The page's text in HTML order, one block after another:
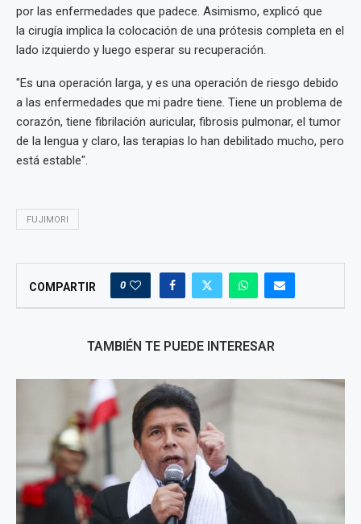
por las enfermedades que padece. Asimismo, explicó que
la cirugía implica la colocación de una prótesis completa en el
lado izquierdo y luego esperar su recuperación.
"Es una operación larga, y es una operación de riesgo debido
a las enfermedades que mi padre tiene. Tiene un problema de
corazón, tiene fibrilación auricular, fibrosis pulmonar, el tumor
de la lengua y claro, las terapias lo han debilitado mucho, pero
está estable".
FUJIMORI
COMPARTIR 0
TAMBIÉN TE PUEDE INTERESAR